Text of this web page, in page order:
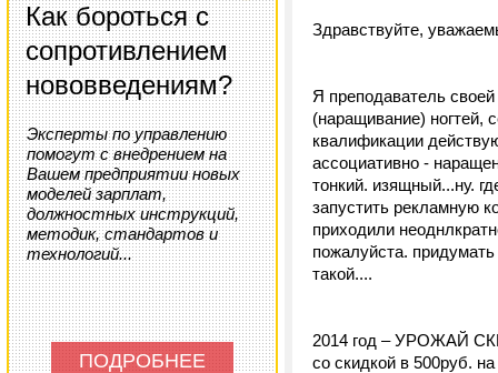
Как бороться с
сопротивлением
нововведениям?
Эксперты по управлению
помогут с внедрением на
Вашем предприятии новых
моделей зарплат,
должностных инструкций,
методик, стандартов и
технологий...
ПОДРОБНЕЕ
Здравствуйте,
Я преподаватель
(наращивание) ногтей,
квалификации
ассоциативно -
тонкий. изящный...ну.
запустить рекламную
приходили
пожалуйста.
такой....
2014 год – УРОЖАЙ
со скидкой в 500руб.